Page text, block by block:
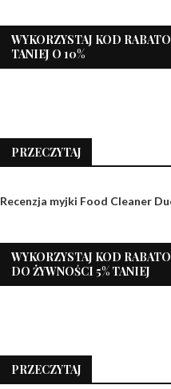
WYKORZYSTAJ KOD
TANIEJ O 10%
PRZECZYTAJ
Recenzja myjki Food Cleaner
WYKORZYSTAJ KOD
DO ŻYWNOŚCI 5% TANIEJ
PRZECZYTAJ